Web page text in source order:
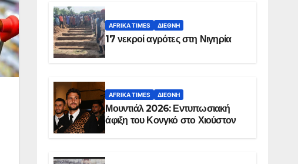
AFRIKA TIMES ΔΙΕΘΝΉ
17 νεκροί αγρότες στη Νιγηρία
AFRIKA TIMES ΔΙΕΘΝΉ
Μουντιάλ 2026: Εντυπωσιακή
άφιξη του Κονγκό στο Χιούστον